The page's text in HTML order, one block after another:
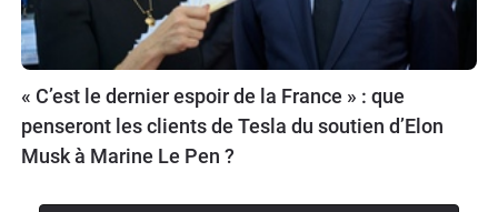
« C’est le dernier espoir de la France » : que
penseront les clients de Tesla du soutien d’Elon
Musk à Marine Le Pen ?